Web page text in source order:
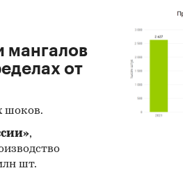
производителей
профили
прицепов и
о динамике
контактную
мангалов
от
шоков.
,
шт.